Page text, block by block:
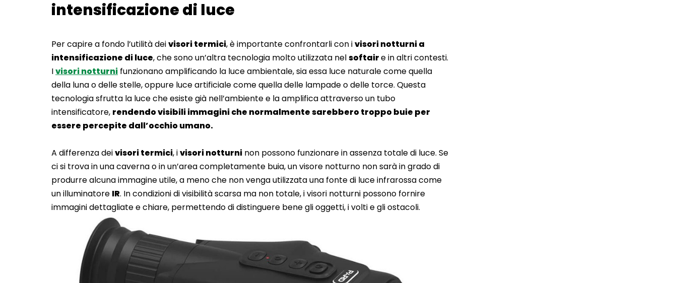
intensificazione di luce
Per capire a fondo l’utilità deivisori termici, è importante confrontarli con ivisori notturni a
intensificazione di luce, che sono un’altra tecnologia molto utilizzata nelsoftaire in altri contesti.
Ivisori notturni funzionano amplificando la luce ambientale, sia essa luce naturale come quella
della luna o delle stelle, oppure luce artificiale come quella delle lampade o delle torce. Questa
tecnologia sfrutta la luce che esiste già nell’ambiente e la amplifica attraverso un tubo
intensificatore, rendendo visibili immagini che normalmente sarebbero troppo buie per
essere percepite dall’occhio umano.
A differenza deivisori termici, ivisori notturni non possono funzionare in assenza totale di luce. Se
ci si trova in una caverna o in un’area completamente buia, un visore notturno non sarà in grado di
produrre alcuna immagine utile, a meno che non venga utilizzata una fonte di luce infrarossa come
un illuminatore IR. In condizioni di visibilità scarsa ma non totale, i visori notturni possono fornire
immagini dettagliate e chiare, permettendo di distinguere bene gli oggetti, i volti e gli ostacoli.